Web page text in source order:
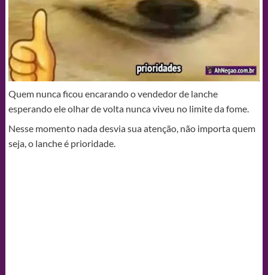
Quem nunca ficou encarando o vendedor de lanche
esperando ele olhar de volta nunca viveu no limite da fome.
Nesse momento nada desvia sua atenção, não importa quem
seja, o lanche é prioridade.